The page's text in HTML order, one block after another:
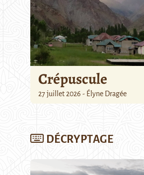
Crépuscule
27 juillet 2026 - Élyne Dragée
DÉCRYPTAGE